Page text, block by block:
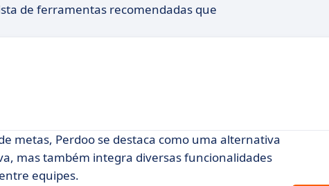
de ferramentas recomendadas que
metas, Perdoo se destaca como uma alternativa
mas também integra diversas funcionalidades
equipes.